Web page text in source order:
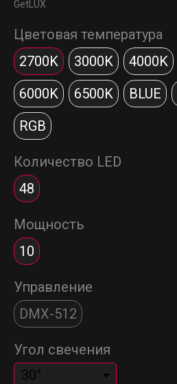
GetLUX
Цветовая температура
2700K
3000K 4000K
6000K
6500K BLUE
RGB
Количество LED
48
Мощность
10
Управление
DMX-512
Угол свечения